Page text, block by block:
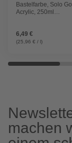
Bastelfarbe, Solo
Acrylic, 250ml
6,49 €
(25,96 € / l)
machen